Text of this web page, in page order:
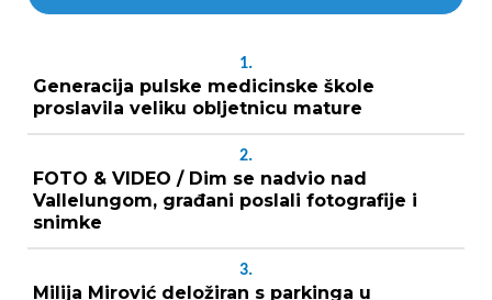
1.
Generacija pulske medicinske škole
proslavila veliku obljetnicu mature
2.
FOTO & VIDEO / Dim se nadvio nad
Vallelungom, građani poslali fotografije i
snimke
3.
Milija Mirović deložiran s parkinga u